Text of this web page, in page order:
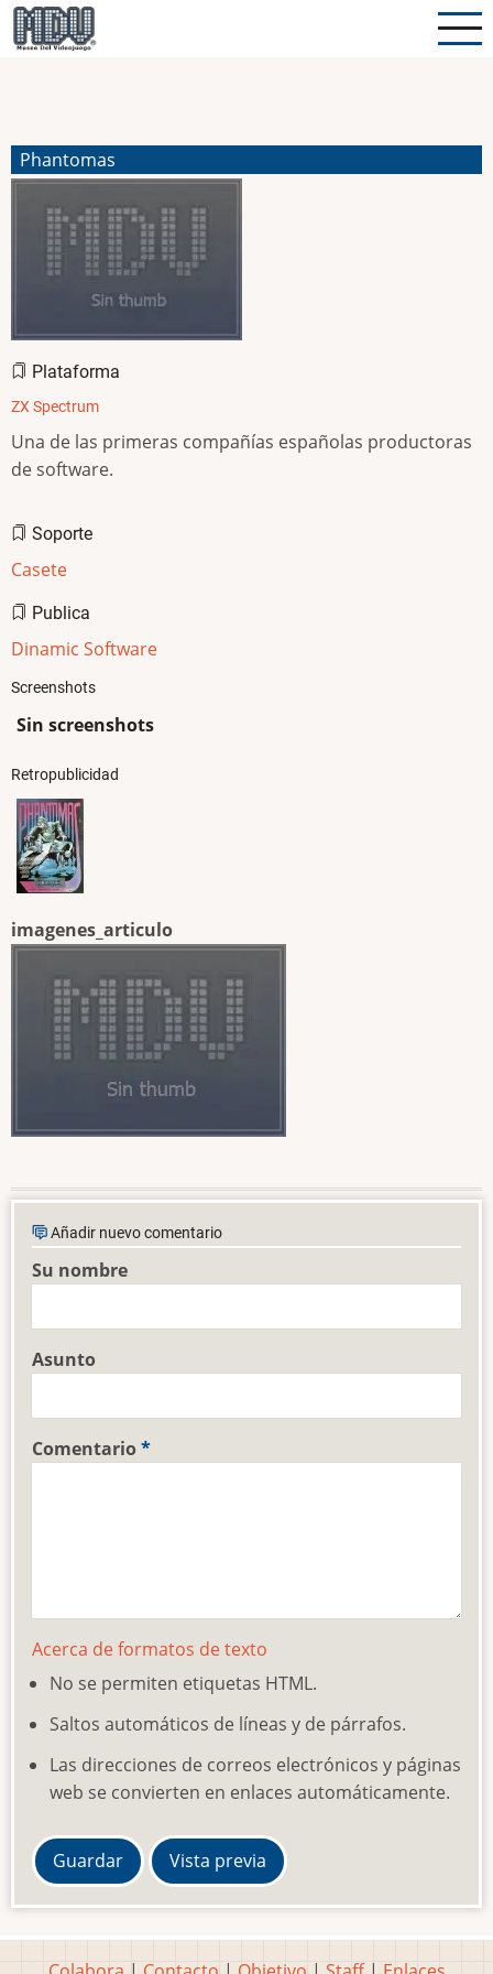
Pasar
al
Phantomas
Plataforma
ZX Spectrum
Una de las primeras compañías españolas productoras
de software.
Soporte
Casete
Publica
Dinamic Software
Screenshots
Sin screenshots
Retropublicidad
imagenes_articulo
Añadir nuevo comentario
Su nombre
Asunto
Comentario
Acerca de formatos de texto
No se permiten etiquetas HTML.
Saltos automáticos de líneas y de párrafos.
Las direcciones de correos electrónicos y páginas
web se convierten en enlaces automáticamente.